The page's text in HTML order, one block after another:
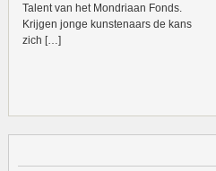
Talent van het Mondriaan Fonds.
Krijgen jonge kunstenaars de kans
zich […]